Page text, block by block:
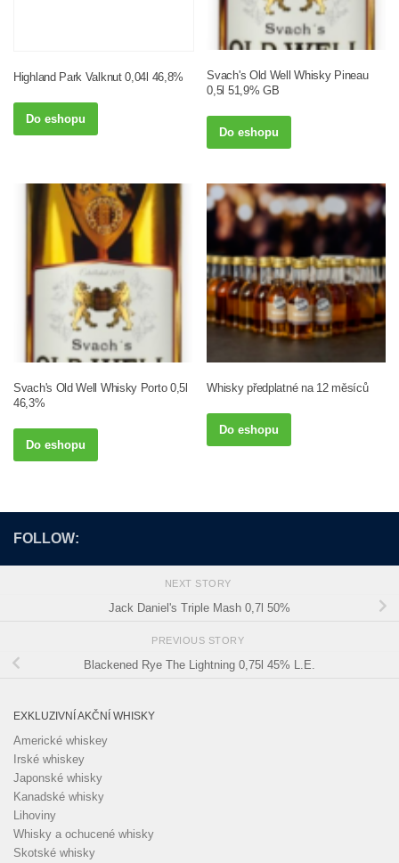
Highland Park Valknut 0,04l 46,8%
Do eshopu
Svach's Old Well Whisky Pineau
0,5l 51,9% GB
Do eshopu
Svach's Old Well Whisky Porto 0,5l
46,3%
Do eshopu
Whisky předplatné na 12 měsíců
Do eshopu
FOLLOW:
NEXT STORY
Jack Daniel's Triple Mash 0,7l 50%
PREVIOUS STORY
Blackened Rye The Lightning 0,75l 45% L.E.
EXKLUZIVNÍ AKČNÍ WHISKY
Americké whiskey
Irské whiskey
Japonské whisky
Kanadské whisky
Lihoviny
Whisky a ochucené whisky
Skotské whisky